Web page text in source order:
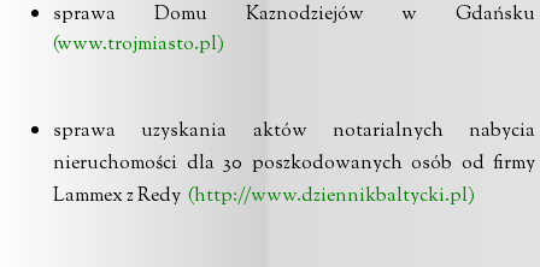
sprawa Domu Kaznodziejów w Gdańsku
(www.trojmiasto.pl)
sprawa uzyskania aktów notarialnych nabycia
nieruchomości dla 30 poszkodowanych osób od firmy
Lammex z Redy (http://www.dziennikbaltycki.pl)